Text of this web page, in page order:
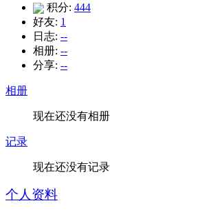
积分: 444
好友: 1
日志: --
相册: --
分享: --
相册
现在还没有相册
记录
现在还没有记录
个人资料